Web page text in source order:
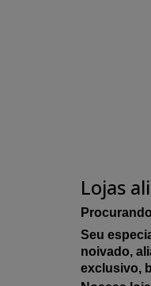
Lojas
Seu
noivado,
exclusivo,